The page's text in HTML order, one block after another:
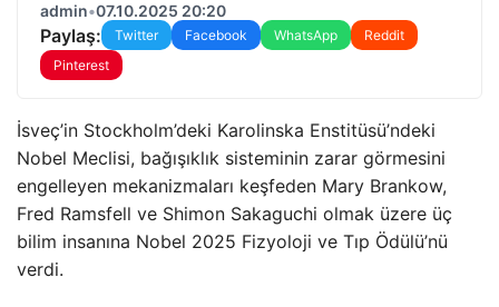
admin•07.10.2025 20:20
Paylaş: Twitter Facebook WhatsApp
Reddit
Pinterest
İsveç’in Stockholm’deki Karolinska Enstitüsü’ndeki
Nobel Meclisi, bağışıklık sisteminin zarar görmesini
engelleyen mekanizmaları keşfeden Mary Brankow,
Fred Ramsfell ve Shimon Sakaguchi olmak üzere üç
bilim insanına Nobel 2025 Fizyoloji ve Tıp Ödülü’nü
verdi.